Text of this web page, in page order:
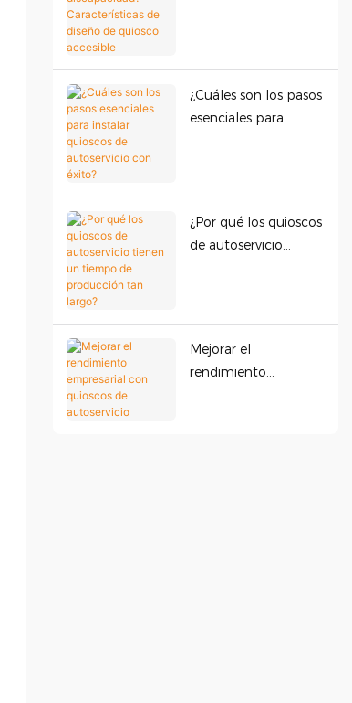
accesible
¿Cuáles son los pasos
esenciales para
¿Por qué los quioscos
de autoservicio
Mejorar el
rendimiento